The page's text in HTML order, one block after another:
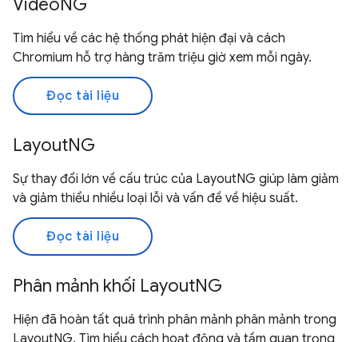
VideoNG
Tìm hiểu về các hệ thống phát hiện đại và cách
Chromium hỗ trợ hàng trăm triệu giờ xem mỗi ngày.
Đọc tài liệu
LayoutNG
Sự thay đổi lớn về cấu trúc của LayoutNG giúp làm giảm
và giảm thiểu nhiều loại lỗi và vấn đề về hiệu suất.
Đọc tài liệu
Phân mảnh khối LayoutNG
Hiện đã hoàn tất quá trình phân mảnh phân mảnh trong
LayoutNG. Tìm hiểu cách hoạt động và tầm quan trọng